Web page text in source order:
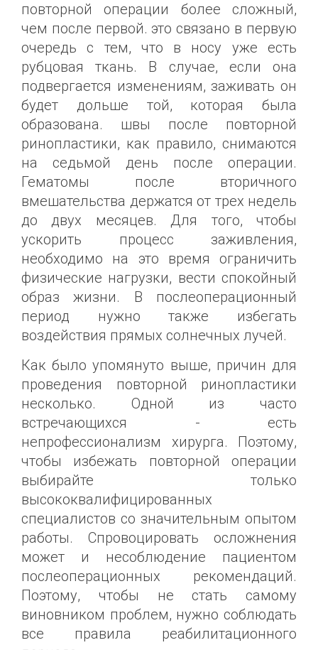
повторной операции более сложный,
чем после первой. это связано в первую
очередь с тем, что в носу уже есть
рубцовая ткань. В случае, если она
подвергается изменениям, заживать он
будет дольше той, которая была
образована. швы после повторной
ринопластики, как правило, снимаются
на седьмой день после операции.
Гематомы после вторичного
вмешательства держатся от трех недель
до двух месяцев. Для того, чтобы
ускорить процесс заживления,
необходимо на это время ограничить
физические нагрузки, вести спокойный
образ жизни. В послеоперационный
период нужно также избегать
воздействия прямых солнечных лучей.
Как было упомянуто выше, причин для
проведения повторной ринопластики
несколько. Одной из часто
встречающихся - есть
непрофессионализм хирурга. Поэтому,
чтобы избежать повторной операции
выбирайте только
высококвалифицированных
специалистов со значительным опытом
работы. Спровоцировать осложнения
может и несоблюдение пациентом
послеоперационных рекомендаций.
Поэтому, чтобы не стать самому
виновником проблем, нужно соблюдать
все правила реабилитационного